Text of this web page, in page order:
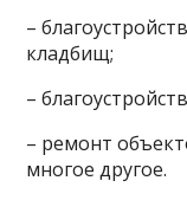
–
кладбищ;
–
– ремонт
многое другое.